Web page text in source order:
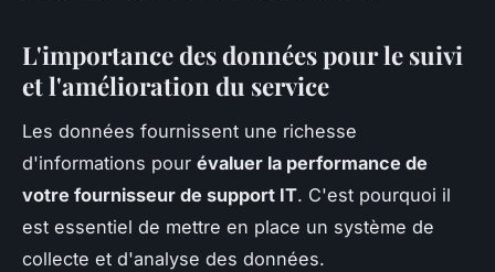
L'importance des données pour le suivi
et l'amélioration du service
Les données fournissent une richesse
d'informations pour évaluer la performance de
votre fournisseur de support IT. C'est pourquoi il
est essentiel de mettre en place un système de
collecte et d'analyse des données.